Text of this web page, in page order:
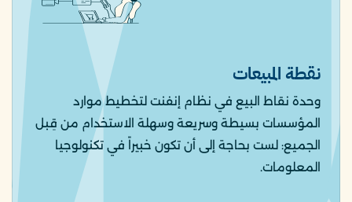
نقطة المبيعات
وحدة نقاط البيع في نظام إنفنت لتخطيط موارد
المؤسسات بسيطة وسريعة وسهلة الاستخدام من قِبل
الجميع: لست بحاجة إلى أن تكون خبيراً في تكنولوجيا
المعلومات.